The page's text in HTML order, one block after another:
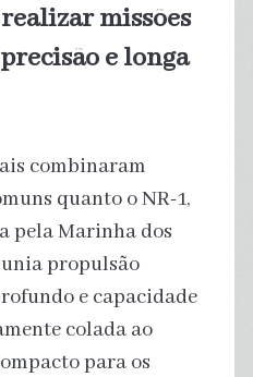
missões
e longa
combinaram
quanto o NR-1,
pela Marinha dos
propulsão
e capacidade
colada ao
para os